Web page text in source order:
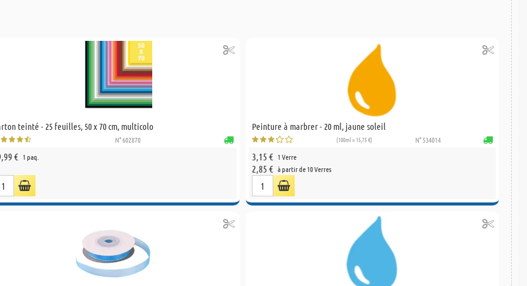
teinté - 25 feuilles, 50 x 70 cm, multicolo
N° 602870
€ 1 paq.
Peinture à marbrer - 20 ml, jaune soleil
(100ml = 15,75 €) N° 534014
3,15 € 1 Verre
2,85 € à partir de 10 Verres